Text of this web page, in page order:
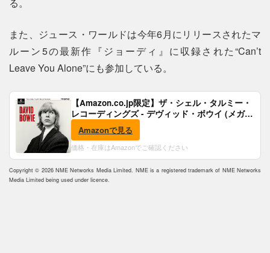
る。
また、ジュース・ワールドは今年6月にリリースされたマ
ルーン5の最新作『ジョーディ』に収録された“Can’t
Leave You Alone”にも参加している。
【Amazon.co.jp限定】ザ・シェル・タルミー・
レコーディングズ - デヴィッド・ボウイ (メガジ
ャケ付)
Amazonで見る
価格・在庫はAmazonでご確認ください
Copyright © 2026 NME Networks Media Limited. NME is a registered trademark of NME Networks
Media Limited being used under licence.